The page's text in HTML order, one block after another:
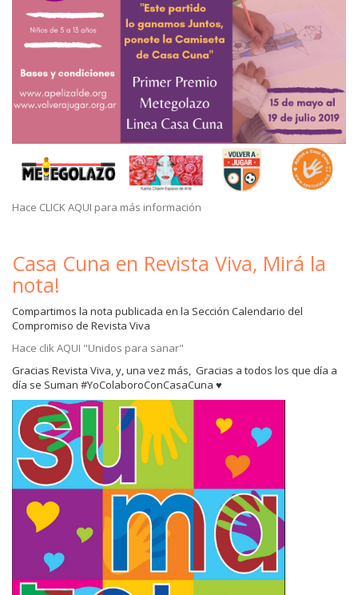
Hace CLICK AQUI para más información
Casa Cuna en Revista Viva, Mirá la
nota!
Compartimos la nota publicada en la Sección Calendario del
Compromiso de Revista Viva
Hace clik AQUI "Unidos para sanar"
Gracias Revista Viva, y, una vez más, Gracias a todos los que día a
día se Suman #YoColaboroConCasaCuna ♥